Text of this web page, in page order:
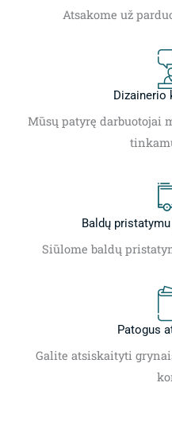
Atsakome už
Dizainerio
Mūsų patyrę darbuotojai
Baldų
Siūlome baldų
Patogus
Galite atsiskaityti